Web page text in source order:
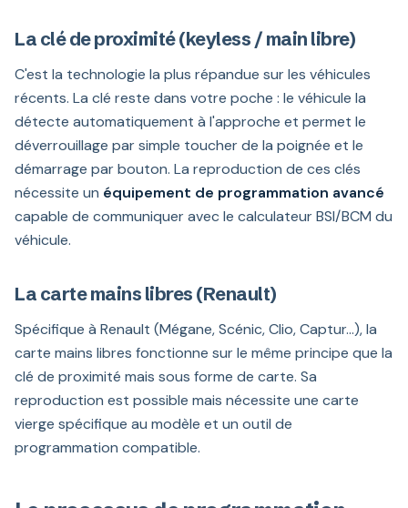
La clé de proximité (keyless / main libre)
C'est la technologie la plus répandue sur les véhicules
récents. La clé reste dans votre poche : le véhicule la
détecte automatiquement à l'approche et permet le
déverrouillage par simple toucher de la poignée et le
démarrage par bouton. La reproduction de ces clés
nécessite un équipement de programmation avancé
capable de communiquer avec le calculateur BSI/BCM du
véhicule.
La carte mains libres (Renault)
Spécifique à Renault (Mégane, Scénic, Clio, Captur...), la
carte mains libres fonctionne sur le même principe que la
clé de proximité mais sous forme de carte. Sa
reproduction est possible mais nécessite une carte
vierge spécifique au modèle et un outil de
programmation compatible.